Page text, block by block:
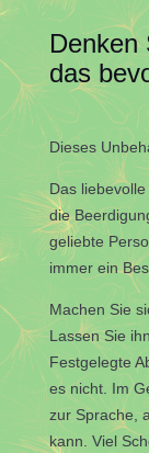
Denken
das
Dieses
Das
die
geliebte
immer ein
Machen Sie
Lassen Sie
Festgelegte
es nicht. Im
zur Sprache,
kann. Viel